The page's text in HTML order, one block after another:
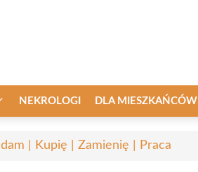
NEKROLOGI DLA MIESZKAŃCÓW
| Kupię | Zamienię | Praca